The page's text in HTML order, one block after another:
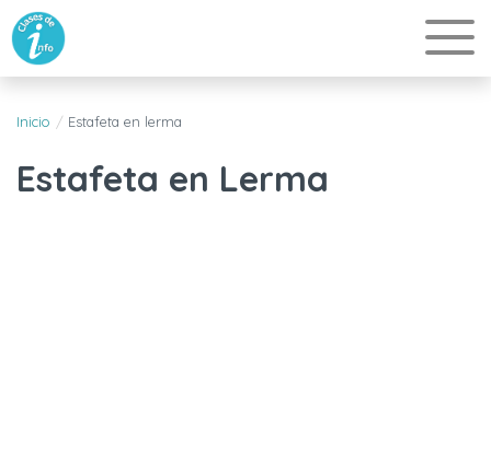
Inicio Estafeta en lerma
Estafeta en Lerma